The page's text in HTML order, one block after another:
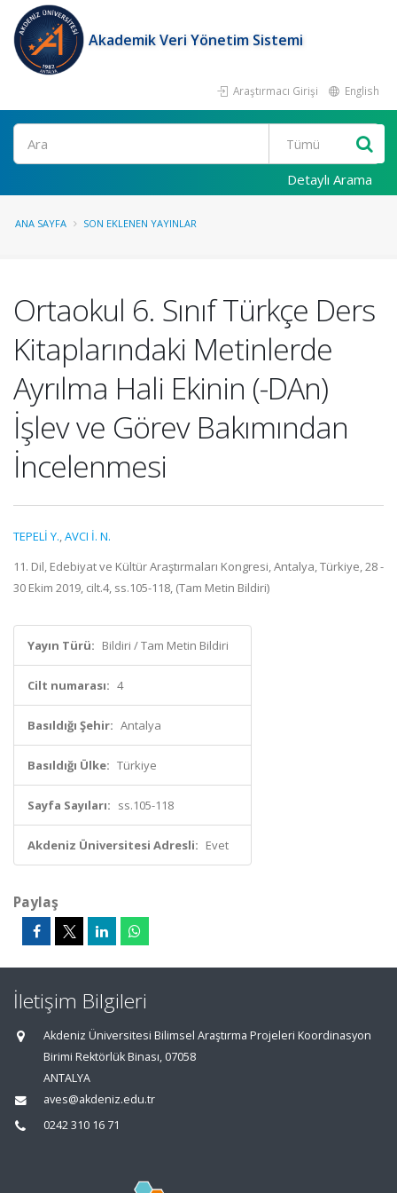
Akademik Veri Yönetim Sistemi
Araştırmacı Girişi English
Ara
Detaylı Arama
ANA SAYFA SON EKLENEN YAYINLAR
Ortaokul 6. Sınıf Türkçe Ders
Kitaplarındaki Metinlerde
Ayrılma Hali Ekinin (-DAn)
İşlev ve Görev Bakımından
İncelenmesi
TEPELİ Y.,AVCI İ. N.
11. Dil, Edebiyat ve Kültür Araştırmaları Kongresi, Antalya, Türkiye, 28 -
30 Ekim 2019, cilt.4, ss.105-118, (Tam Metin Bildiri)
Yayın Türü: Bildiri / Tam Metin Bildiri
Cilt numarası: 4
Basıldığı Şehir: Antalya
Basıldığı Ülke: Türkiye
Sayfa Sayıları: ss.105-118
Akdeniz Üniversitesi Adresli: Evet
Paylaş
İletişim Bilgileri
Akdeniz Üniversitesi Bilimsel Araştırma Projeleri Koordinasyon
Birimi Rektörlük Binası, 07058
ANTALYA
aves@akdeniz.edu.tr
0242 310 16 71